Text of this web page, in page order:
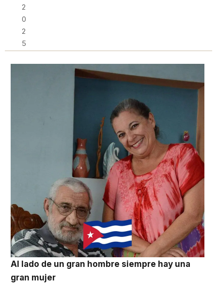
2
0
2
5
Al lado de un gran hombre siempre hay una
gran mujer